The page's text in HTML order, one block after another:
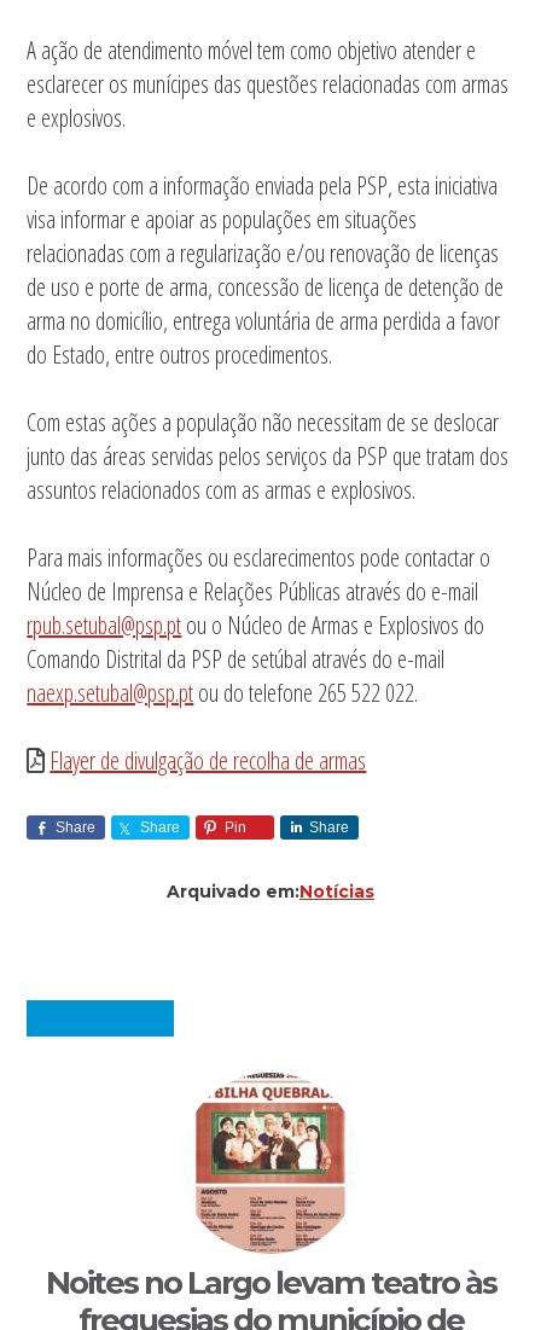
A ação de atendimento móvel tem como objetivo atender e
esclarecer os munícipes das questões relacionadas com armas
e explosivos.
De acordo com a informação enviada pela PSP, esta iniciativa
visa informar e apoiar as populações em situações
relacionadas com a regularização e/ou renovação de licenças
de uso e porte de arma, concessão de licença de detenção de
arma no domicílio, entrega voluntária de arma perdida a favor
do Estado, entre outros procedimentos.
Com estas ações a população não necessitam de se deslocar
junto das áreas servidas pelos serviços da PSP que tratam dos
assuntos relacionados com as armas e explosivos.
Para mais informações ou esclarecimentos pode contactar o
Núcleo de Imprensa e Relações Públicas através do e-mail
rpub.setubal@psp.ptou o Núcleo de Armas e Explosivos do
Comando Distrital da PSP de setúbal através do e-mail
naexp.setubal@psp.ptou do telefone 265 522 022.
Flayer de divulgação de recolha de armas
Share Share Pin Share
Arquivado em:Notícias
Noites no Largo levam teatro às
freguesias do município de